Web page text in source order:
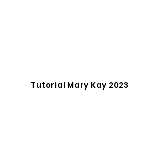
Tutorial Mary Kay 2023